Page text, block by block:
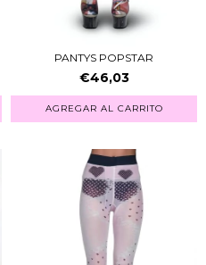
PANTYS POPSTAR
€46,03
AGREGAR AL CARRITO